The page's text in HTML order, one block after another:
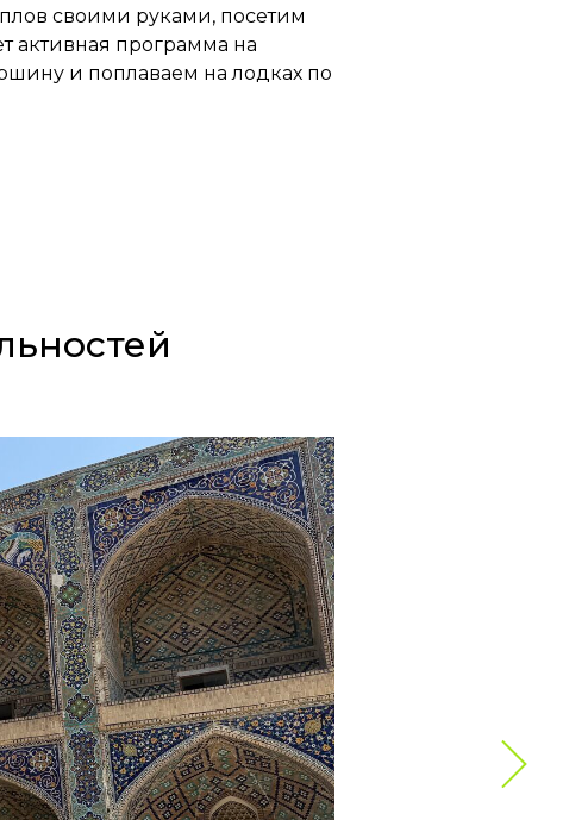
своими руками, посетим
активная программа на
и поплаваем на лодках по